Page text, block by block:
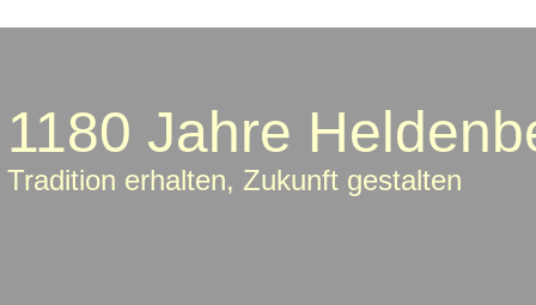
1180 Jahre
Tradition erhalten, Zukunft gestalten